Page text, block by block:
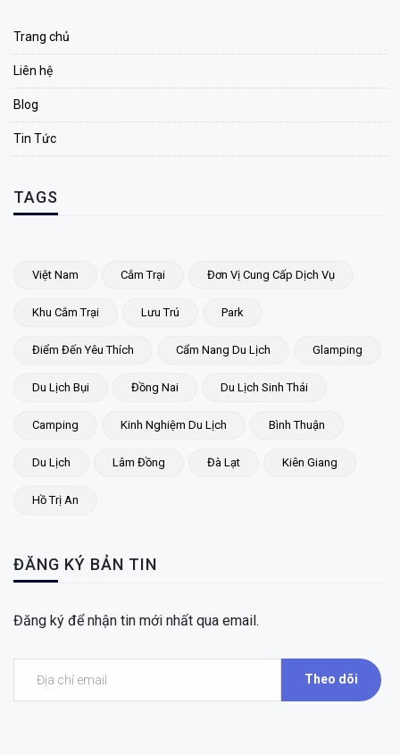
Trang chủ
Liên hệ
Blog
Tin Tức
TAGS
Việt Nam Cắm Trại Đơn Vị Cung Cấp Dịch Vụ
Khu Cắm Trại Lưu Trú Park
Điểm Đến Yêu Thích Cẩm Nang Du Lịch Glamping
Du Lịch Bụi Đồng Nai Du Lịch Sinh Thái
Camping Kinh Nghiệm Du Lịch Bình Thuận
Du Lịch Lâm Đồng Đà Lạt Kiên Giang
Hồ Trị An
ĐĂNG KÝ BẢN TIN
Đăng ký để nhận tin mới nhất qua email.
Theo dõi